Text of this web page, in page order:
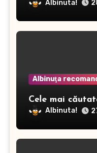
dermatitei
Albinuta!
Albinuţa
Cele mai
Albinuta!